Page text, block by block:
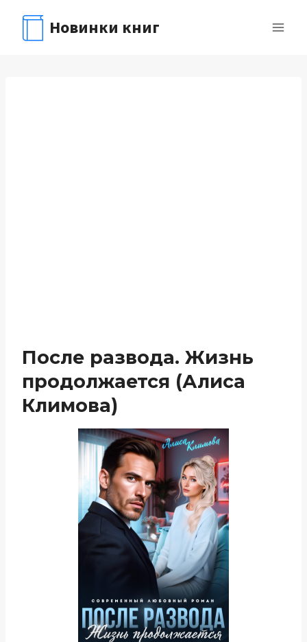
содержимому
Новинки книг
После развода. Жизнь
продолжается (Алиса
Климова)